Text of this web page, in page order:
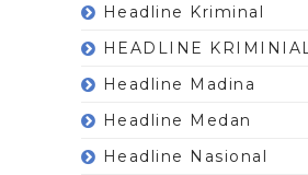
Headline Kriminal
HEADLINE KRIMINIAL
Headline Madina
Headline Medan
Headline Nasional